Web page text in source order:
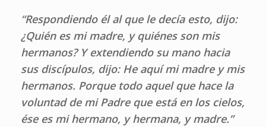
“Respondiendo él al que le decía esto, dijo:
¿Quién es mi madre, y quiénes son mis
hermanos? Y extendiendo su mano hacia
sus discípulos, dijo: He aquí mi madre y mis
hermanos. Porque todo aquel que hace la
voluntad de mi Padre que está en los cielos,
ése es mi hermano, y hermana, y madre.”